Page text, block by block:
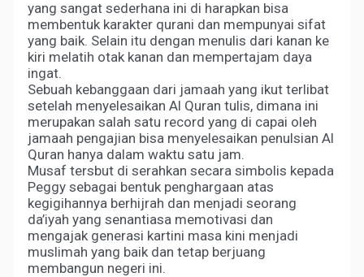
yang sangat sederhana ini di harapkan bisa
membentuk karakter qurani dan mempunyai sifat
yang baik. Selain itu dengan menulis dari kanan ke
kiri melatih otak kanan dan mempertajam daya
ingat.
Sebuah kebanggaan dari jamaah yang ikut terlibat
setelah menyelesaikan Al Quran tulis, dimana ini
merupakan salah satu record yang di capai oleh
jamaah pengajian bisa menyelesaikan penulsian Al
Quran hanya dalam waktu satu jam.
Musaf tersbut di serahkan secara simbolis kepada
Peggy sebagai bentuk penghargaan atas
kegigihannya berhijrah dan menjadi seorang
da’iyah yang senantiasa memotivasi dan
mengajak generasi kartini masa kini menjadi
muslimah yang baik dan tetap berjuang
membangun negeri ini.